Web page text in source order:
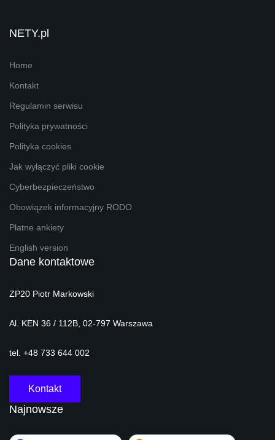
NETY.pl
Home
Kontakt
Regulamin serwisu
Polityka prywatności
Polityka cookies
Jak wyłączyć pliki cookie
Cyberbezpieczeństwo
Obowiązek informacyjny RODO
Płatne ankiety
English version
Dane kontaktowe
ZP20 Piotr Markowski
Al. KEN 36 / 112B, 02-797 Warszawa
tel. +48 733 644 002
Kontakt
Najnowsze